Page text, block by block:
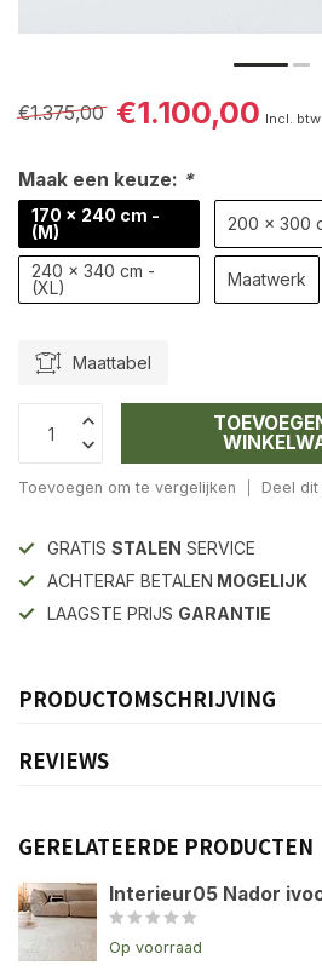
€1.375,00 €1.100,00 Incl. btw
Maak een keuze: *
170 x 240 cm -
(M)
200 x 300
240 x 340 cm -
(XL)
Maatwerk
Maattabel
Toevoegen om te vergelijken Deel
GRATIS STALEN SERVICE
ACHTERAF BETALEN MOGELIJK
LAAGSTE PRIJS GARANTIE
PRODUCTOMSCHRIJVING
REVIEWS
GERELATEERDE PRODUCTEN
Interieur05 Nador
Op voorraad